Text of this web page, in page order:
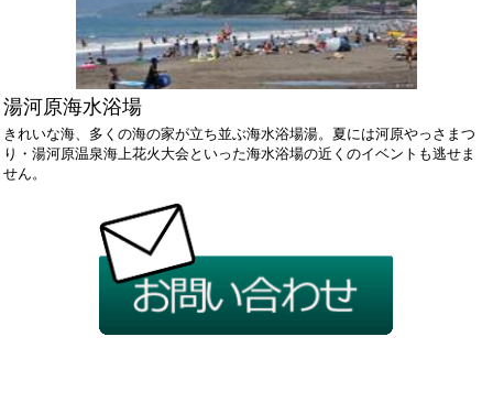
湯河原海水浴場
きれいな海、多くの海の家が立ち並ぶ海水浴場湯。夏には河原やっさまつ
り・湯河原温泉海上花火大会といった海水浴場の近くのイベントも逃せま
せん。